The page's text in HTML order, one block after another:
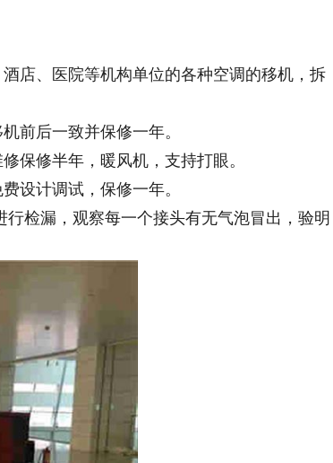
店、医院等机构单位的各种空调的移机，拆
前后一致并保修一年。
保修半年，暖风机，支持打眼。
设计调试，保修一年。
检漏，观察每一个接头有无气泡冒出，验明